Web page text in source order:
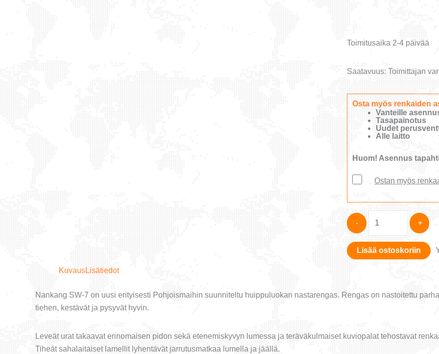
Toimitusaika 2-4 päivää
Saatavuus: Toimittajan
Osta myös renkaiden
Vanteille
Tasapainotus
Uudet
Alle laitto
Huom! Asennus
Ostan myös
-
7
235/50-
+
Lisää ostoskoriin
KuvausLisätiedot
Nankang SW-7 on uusi erityisesti Pohjoismaihin suunniteltu huippuluokan nastarengas. Rengas on nastoitettu
tiehen, kestävät ja pysyvät hyvin.
Leveät urat takaavat erinomaisen pidon sekä etenemiskyvyn lumessa ja teräväkulmaiset kuviopalat tehostavat
Tiheät sahalaitaiset lamellit lyhentävät jarrutusmatkaa lumella ja jäällä.